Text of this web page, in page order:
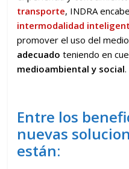
transporte, INDRA
intermodalidad
promover el uso del
adecuado teniendo en
medioambiental y social.
Entre los
nuevas
están: